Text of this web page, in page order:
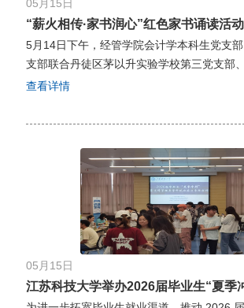
05月15日
“薪火相传·家书润心”红色家书诵读活
5月14日下午，经管学院会计学本科生党支
支部联合丹徒区茅以升实验学校第三党支部
查看详情
05月15日
江苏科技大学举办2026届毕业生“夏季